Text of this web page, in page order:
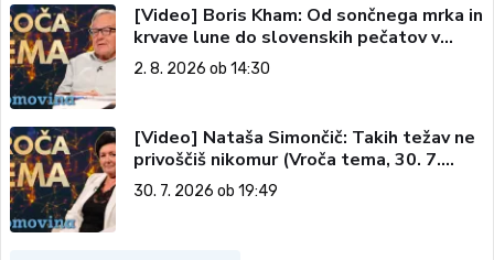
[Video] Boris Kham: Od sončnega mrka in
krvave lune do slovenskih pečatov v
vesolju (Vroča tema, 2. 8. 2026)
2. 8. 2026 ob 14:30
[Video] Nataša Simončič: Takih težav ne
privoščiš nikomur (Vroča tema, 30. 7.
2026)
30. 7. 2026 ob 19:49